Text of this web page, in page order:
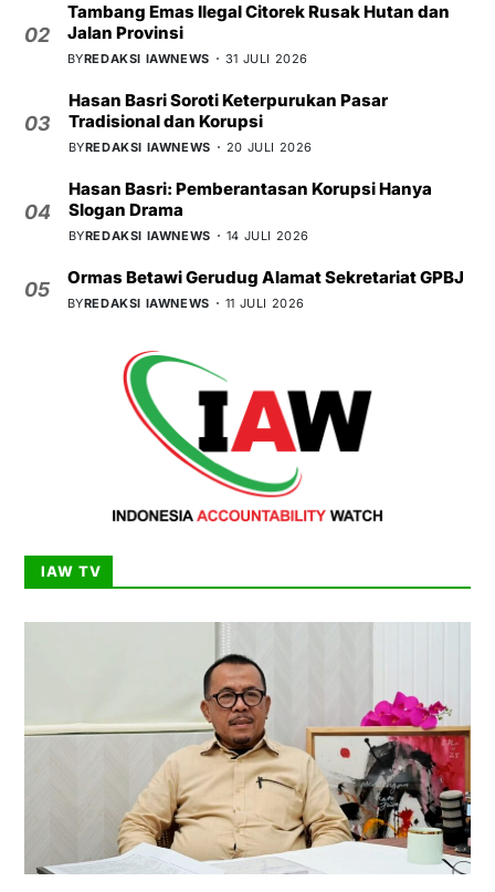
02
Tambang Emas Ilegal Citorek Rusak Hutan dan
Jalan Provinsi
BYREDAKSI IAWNEWS 31 JULI 2026
03
Hasan Basri Soroti Keterpurukan Pasar
Tradisional dan Korupsi
BYREDAKSI IAWNEWS 20 JULI 2026
04
Hasan Basri: Pemberantasan Korupsi Hanya
Slogan Drama
BYREDAKSI IAWNEWS 14 JULI 2026
05
Ormas Betawi Gerudug Alamat Sekretariat GPBJ
BYREDAKSI IAWNEWS 11 JULI 2026
IAW TV